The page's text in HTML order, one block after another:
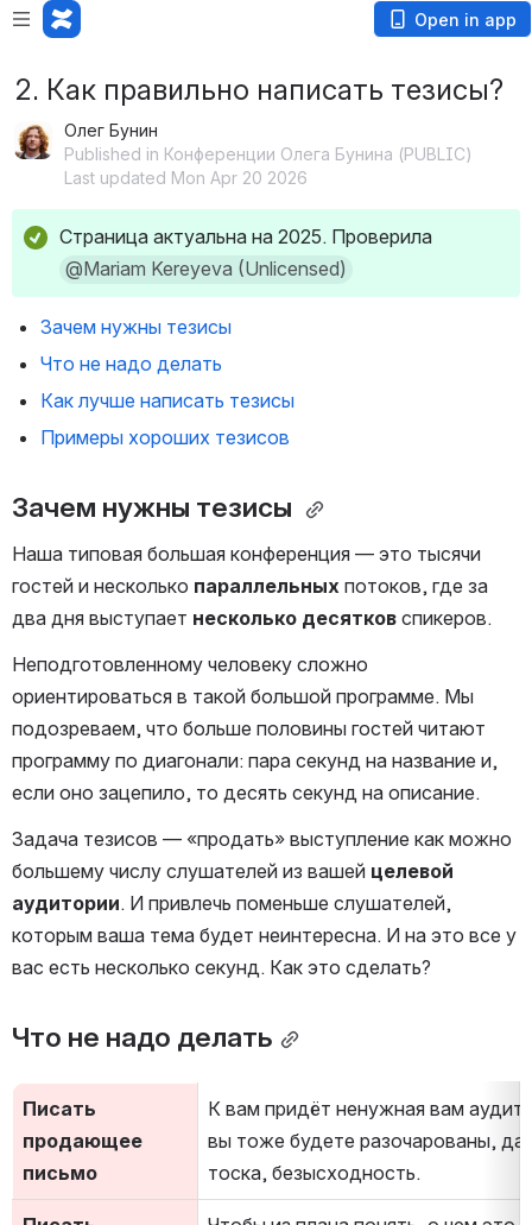
Open in app
2. Как правильно написать тезисы?
Олег Бунин
Published in Конференции Олега Бунина (PUBLIC)
Last updated Mon Apr 20 2026
@Mariam Kereyeva (Unlicensed)
Зачем нужны тезисы
Что не надо делать
Как лучше написать тезисы
Примеры хороших тезисов
Зачем нужны тезисы
Наша типовая большая конференция — это тысячи
гостей и несколько параллельных потоков, где за
два дня выступает несколько десятков спикеров.
Неподготовленному человеку сложно
ориентироваться в такой большой программе. Мы
подозреваем, что больше половины гостей читают
программу по диагонали: пара секунд на название и,
если оно зацепило, то десять секунд на описание.
Задача тезисов — «продать» выступление как можно
большему числу слушателей из вашей целевой
аудитории. И привлечь поменьше слушателей,
которым ваша тема будет неинтересна. И на это все у
вас есть несколько секунд. Как это сделать?
Что не надо делать
Писать
продающее
письмо
К вам придёт ненужная вам
вы тоже будете разочарованы,
тоска, безысходность.